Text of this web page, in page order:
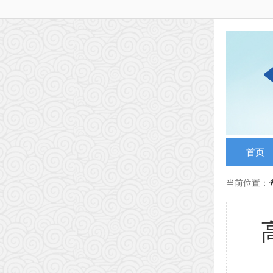
首页
当前位置：